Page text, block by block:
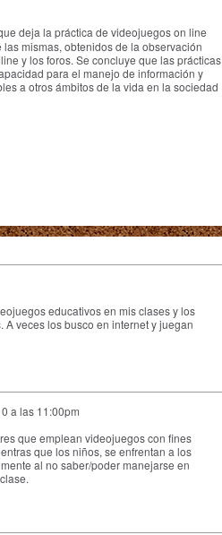
deja la práctica de videojuegos on line
mismas, obtenidos de la observación
y los foros. Se concluye que las prácticas
para el manejo de información y
a otros ámbitos de la vida en la sociedad
educativos en mis clases y los
veces los busco en internet y juegan
a las 11:00pm
que emplean videojuegos con fines
que los niños, se enfrentan a los
al no saber/poder manejarse en